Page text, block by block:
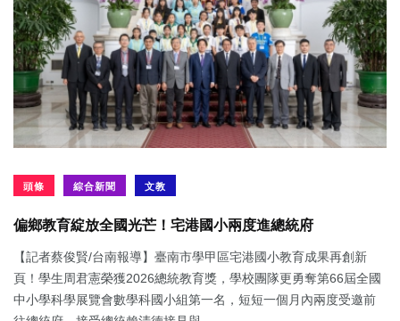
頭條 綜合新聞 文教
偏鄉教育綻放全國光芒！宅港國小兩度進總統府
【記者蔡俊賢/台南報導】臺南市學甲區宅港國小教育成果再創新
頁！學生周君憲榮獲2026總統教育獎，學校團隊更勇奪第66屆全國
中小學科學展覽會數學科國小組第一名，短短一個月內兩度受邀前